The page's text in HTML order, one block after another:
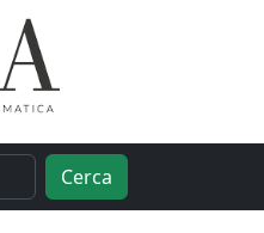
Cerca